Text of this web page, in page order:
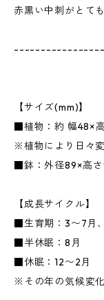
赤黒い中刺がとて
【サイズ(mm)】
■植物：約 幅48×
※植物により日々変
■鉢：外径89×高
【成長サイクル】
■生育期：3〜7月
■半休眠：8月
■休眠：12〜2月
※その年の気候変化